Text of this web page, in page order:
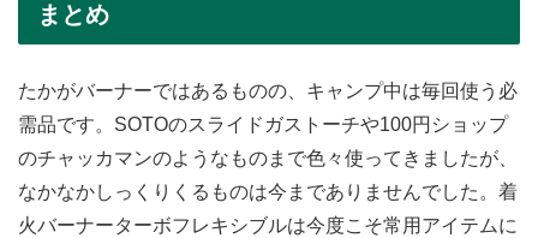
まとめ
たかがバーナーではあるものの、キャンプ中は毎回使う必
需品です。SOTOのスライドガストーチや100円ショップ
のチャッカマンのようなものまで色々使ってきましたが、
なかなかしっくりくるものは今までありませんでした。着
火バーナーターボフレキシブルは今度こそ常用アイテムに